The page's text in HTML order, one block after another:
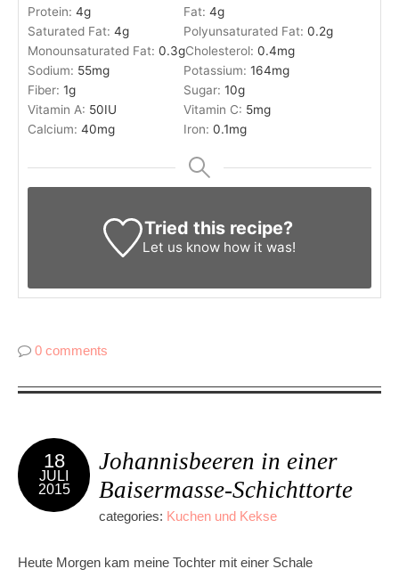
Protein: 4g Fat: 4g
Saturated Fat: 4g Polyunsaturated Fat: 0.2g
Monounsaturated Fat: 0.3gCholesterol: 0.4mg
Sodium: 55mg Potassium: 164mg
Fiber: 1g Sugar: 10g
Vitamin A: 50IU Vitamin C: 5mg
Calcium: 40mg Iron: 0.1mg
Tried this recipe?
Let us knowhow it was!
0 comments
18
JULI
2015
Johannisbeeren in einer
Baisermasse-Schichttorte
categories: Kuchen und Kekse
Heute Morgen kam meine Tochter mit einer Schale